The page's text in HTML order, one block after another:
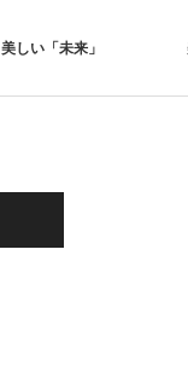
美しい「未来」